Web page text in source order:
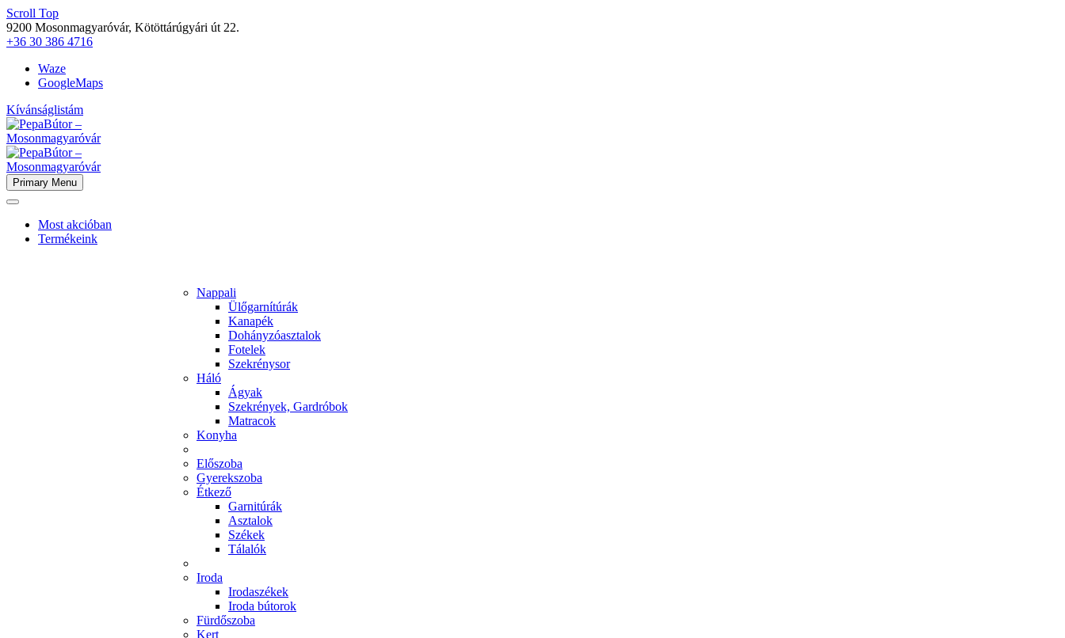
Scroll Top
9200 Mosonmagyaróvár, Kötöttárúgyári út 22.
+36 30 386 4716
Waze
GoogleMaps
Kívánságlistám
Primary Menu
Most akcióban
Termékeink
Nappali
Ülőgarnítúrák
Kanapék
Dohányzóasztalok
Fotelek
Szekrénysor
Háló
Ágyak
Szekrények, Gardróbok
Matracok
Konyha
Előszoba
Gyerekszoba
Étkező
Garnitúrák
Asztalok
Székek
Tálalók
Iroda
Irodaszékek
Iroda bútorok
Fürdőszoba
Kert